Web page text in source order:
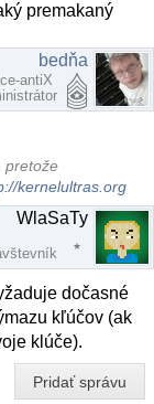
premakaný
bedňa
antiX
pretože
kernelultras.org
WlaSaTy
dočasné
kľúčov (ak
klúče).
Pridať správu